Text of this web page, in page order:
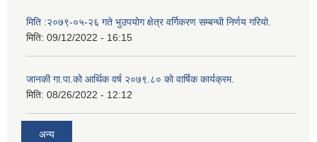
मिति :२०७९-०५-२६ गते भुउपयोग क्षेत्र वर्गिकरण सम्बन्धी निर्णय गरियो.
मिति: 09/12/2022 - 16:15
जानकी गा.पा.को आर्थिक वर्ष २०७९.८० को वार्षिक कार्यक्रम.
मिति: 08/26/2022 - 12:12
अन्य